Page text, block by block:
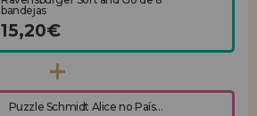
bandejas
15,20€
Puzzle Schmidt Alice no País...